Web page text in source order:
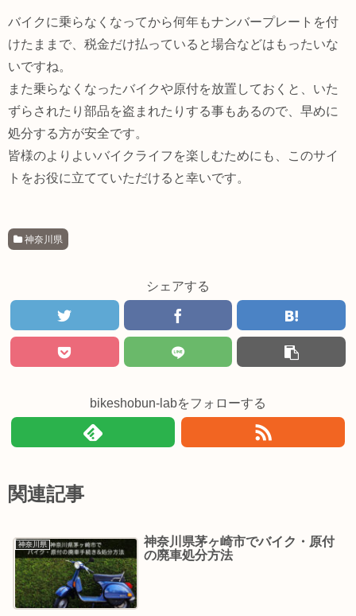
バイクに乗らなくなってから何年もナンバープレートを付
けたままで、税金だけ払っていると場合などはもったいな
いですね。
また乗らなくなったバイクや原付を放置しておくと、いた
ずらされたり部品を盗まれたりする事もあるので、早めに
処分する方が安全です。
皆様のよりよいバイクライフを楽しむためにも、このサイ
トをお役に立てていただけると幸いです。
神奈川県
シェアする
bikeshobun-labをフォローする
関連記事
神奈川県
神奈川県茅ヶ崎市でバイク・原付
の廃車処分方法